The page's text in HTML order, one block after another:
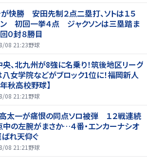
快勝 安田先制２点二塁打、ソトは１５
ン 初回一挙４点 ジャクソンは三塁踏ま
０封８勝目
08 21:23野球
、北九州が8強に名乗り！筑後地区リーグ
女学院などがブロック1位に！福岡新人
秋高校野球】
08 21:21 野球
高太一が痛恨の同点ソロ被弾 １２戦連続
の左腕がまさか…４番・エンカーナシオ
れ天仰ぐ
08 21:21 野球